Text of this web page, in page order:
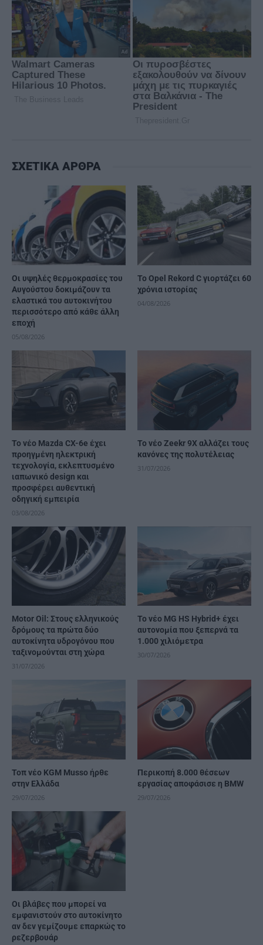
ΣΧΕΤΙΚΑ ΑΡΘΡΑ
Οι υψηλές θερμοκρασίες του
Αυγούστου δοκιμάζουν τα
ελαστικά του αυτοκινήτου
περισσότερο από κάθε άλλη
εποχή
05/08/2026
Το Opel Rekord C γιορτάζει 60
χρόνια ιστορίας
04/08/2026
Το νέο Mazda CX-6e έχει
προηγμένη ηλεκτρική
τεχνολογία, εκλεπτυσμένο
ιαπωνικό design και
προσφέρει αυθεντική
οδηγική εμπειρία
03/08/2026
Το νέο Zeekr 9X αλλάζει τους
κανόνες της πολυτέλειας
31/07/2026
Motor Oil: Στους ελληνικούς
δρόμους τα πρώτα δύο
αυτοκίνητα υδρογόνου που
ταξινομούνται στη χώρα
31/07/2026
Το νέο MG HS Hybrid+ έχει
αυτονομία που ξεπερνά τα
1.000 χιλιόμετρα
30/07/2026
Τοπ νέο KGM Musso ήρθε
στην Ελλάδα
29/07/2026
Περικοπή 8.000 θέσεων
εργασίας αποφάσισε η BMW
29/07/2026
Οι βλάβες που μπορεί να
εμφανιστούν στο αυτοκίνητο
αν δεν γεμίζουμε επαρκώς το
ρεζερβουάρ